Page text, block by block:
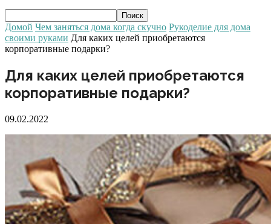
Домой Чем заняться дома когда скучно Рукоделие для дома
своими руками Для каких целей приобретаются
корпоративные подарки?
Для каких целей приобретаются
корпоративные подарки?
09.02.2022